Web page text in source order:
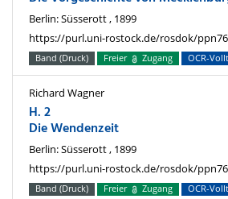
Berlin: Süsserott , 1899
https://purl.uni-rostock.de/rosdok/
Band (Druck) Freier Zugang OCR-
Richard Wagner
H. 2
Die Wendenzeit
Berlin: Süsserott , 1899
https://purl.uni-rostock.de/rosdok/
Band (Druck) Freier Zugang OCR-